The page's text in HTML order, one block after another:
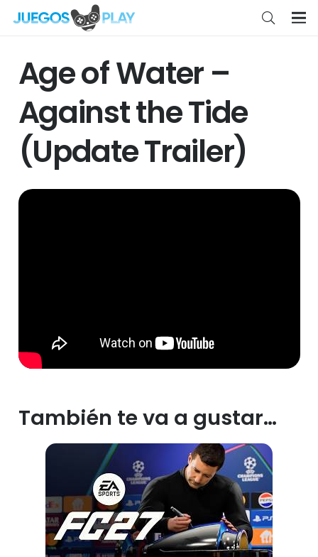
Age of Water –
Against the Tide
(Update Trailer)
También te va a gustar…